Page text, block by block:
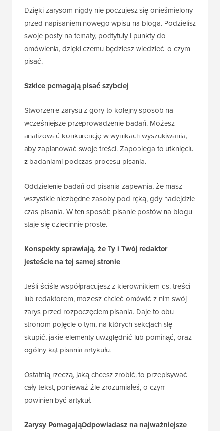
Dzięki zarysom nigdy nie poczujesz się onieśmielony
przed napisaniem nowego wpisu na bloga. Podzielisz
swoje posty na tematy, podtytuły i punkty do
omówienia, dzięki czemu będziesz wiedzieć, o czym
pisać.
Szkice pomagają pisać szybciej
Stworzenie zarysu z góry to kolejny sposób na
wcześniejsze przeprowadzenie badań. Możesz
analizować konkurencję w wynikach wyszukiwania,
aby zaplanować swoje treści. Zapobiega to utknięciu
z badaniami podczas procesu pisania.
Oddzielenie badań od pisania zapewnia, że masz
wszystkie niezbędne zasoby pod ręką, gdy nadejdzie
czas pisania. W ten sposób pisanie postów na blogu
staje się dziecinnie proste.
Konspekty sprawiają, że Ty i Twój redaktor
jesteście na tej samej stronie
Jeśli ściśle współpracujesz z kierownikiem ds. treści
lub redaktorem, możesz chcieć omówić z nim swój
zarys przed rozpoczęciem pisania. Daje to obu
stronom pojęcie o tym, na których sekcjach się
skupić, jakie elementy uwzględnić lub pominąć, oraz
ogólny kąt pisania artykułu.
Ostatnią rzeczą, jaką chcesz zrobić, to przepisywać
cały tekst, ponieważ źle zrozumiałeś, o czym
powinien być artykuł.
Zarysy PomagająOdpowiadasz na najważniejsze